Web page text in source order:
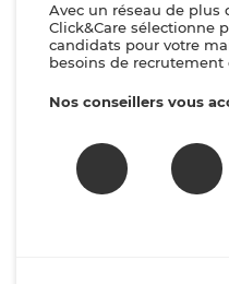
Avec un réseau de plus
Click&Care sélectionne
candidats pour votre
besoins de
Nos conseillers vous